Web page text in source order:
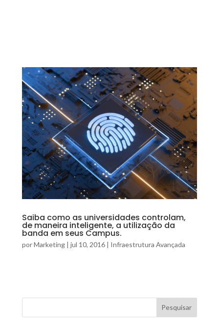
Saiba como as universidades controlam,
de maneira inteligente, a utilização da
banda em seus Campus.
porMarketing| jul 10, 2016| Infraestrutura Avançada
Pesquisar